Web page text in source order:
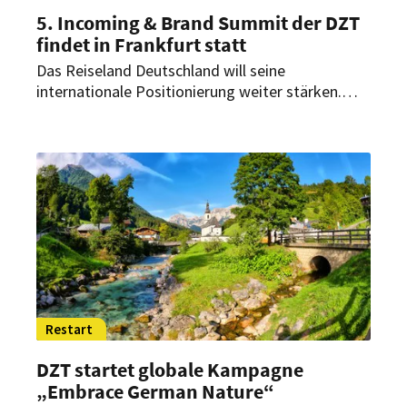
5. Incoming & Brand Summit der DZT
findet in Frankfurt statt
Das Reiseland Deutschland will seine
internationale Positionierung weiter stärken.
Lebensqualität und authentische Reiseerlebnisse
im Mittelpunkt.
Restart
DZT startet globale Kampagne
„Embrace German Nature“